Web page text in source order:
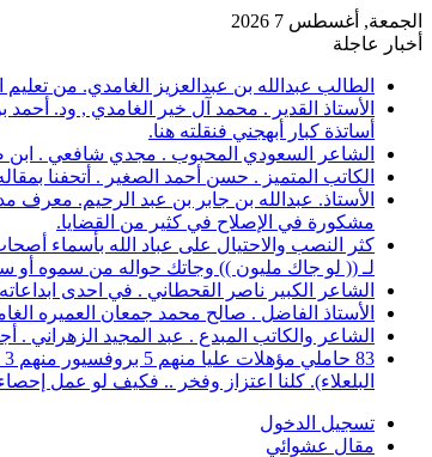
الجمعة, أغسطس 7 2026
أخبار عاجلة
الطالب عبدالله بن عبدالعزيز الغامدي. من تعليم
الأستاذ القدير . محمد آل خير الغامدي , ود.
أساتذة كبار أبهجني فنقلته هنا.
الشاعر السعودي المحبوب . مجدي شافعي . ابن
الكاتب المتميز . حسن أحمد الصغير . أتحفنا
الأستاذ. عبدالله بن جابر بن عبد الرحيم.
مشكورة في الإصلاح في كثير من القضايا.
كثر النصب والاحتيال على عباد الله بأسماء
لـ (( لو جاك مليون )) وجاتك حواله من سموه أو
الشاعر الكبير ناصر القحطاني . في احدى
الأستاذ الفاضل . صالح محمد جمعان العميره الغامدي. كان
الشاعر والكاتب المبدع . عبد المجيد
البلعلاء). كلنا اعتزاز وفخر .. فكيف لو عمل إحصاء لكل
تسجيل الدخول
مقال عشوائي